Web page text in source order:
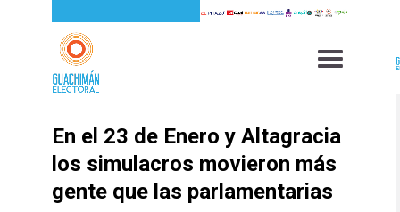
En el 23 de Enero y Altagracia
los simulacros movieron más
gente que las parlamentarias